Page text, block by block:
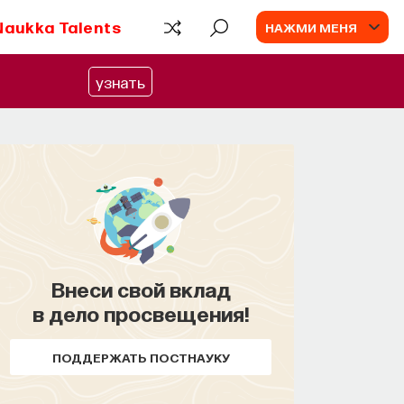
Talents НАЖМИ МЕНЯ
узнать
Внеси свой вклад
в дело просвещения!
ПОДДЕРЖАТЬ ПОСТНАУКУ
Что такое партнёрский материал?